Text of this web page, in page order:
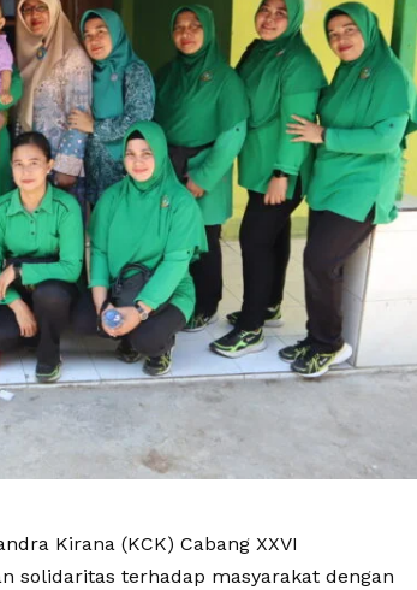
Kirana (KCK) Cabang XXVI
solidaritas terhadap masyarakat dengan